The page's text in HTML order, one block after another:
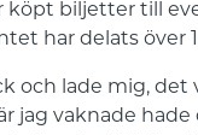
köpt biljetter till
har delats över
och lade mig,
vaknade